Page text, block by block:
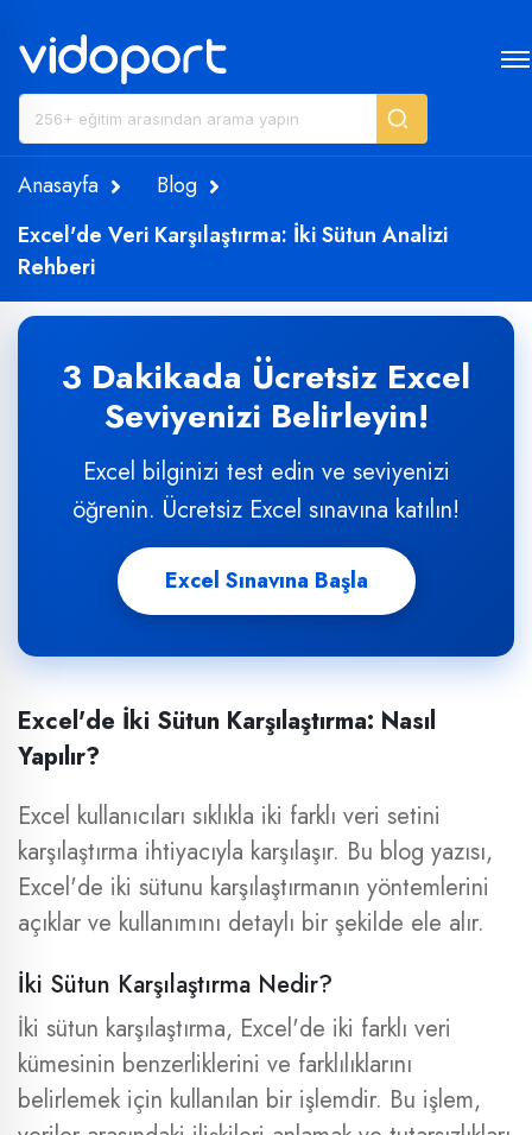
Anasayfa
Blog
Excel'de Veri Karşılaştırma: İki Sütun Analizi
Rehberi
3 Dakikada Ücretsiz Excel
Seviyenizi Belirleyin!
Excel bilginizi test edin ve seviyenizi
öğrenin. Ücretsiz Excel sınavına katılın!
Excel Sınavına Başla
Excel'de İki Sütun Karşılaştırma: Nasıl
Yapılır?
Excel kullanıcıları sıklıkla iki farklı veri setini
karşılaştırma ihtiyacıyla karşılaşır. Bu blog yazısı,
Excel'de iki sütunu karşılaştırmanın yöntemlerini
açıklar ve kullanımını detaylı bir şekilde ele alır.
İki Sütun Karşılaştırma Nedir?
İki sütun karşılaştırma, Excel'de iki farklı veri
kümesinin benzerliklerini ve farklılıklarını
belirlemek için kullanılan bir işlemdir. Bu işlem,